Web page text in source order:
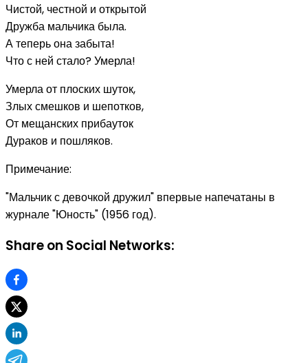
Чистой, честной и открытой
Дружба мальчика была.
А теперь она забыта!
Что с ней стало? Умерла!
Умерла от плоских шуток,
Злых смешков и шепотков,
От мещанских прибауток
Дураков и пошляков.
Примечание:
"Мальчик с девочкой дружил" впервые напечатаны в
журнале "Юность" (1956 год).
Share on Social Networks: